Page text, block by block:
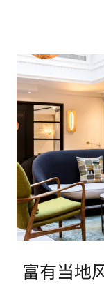
富有当地